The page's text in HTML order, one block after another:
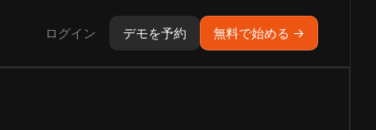
ログイン デモを予約 無料で始める →